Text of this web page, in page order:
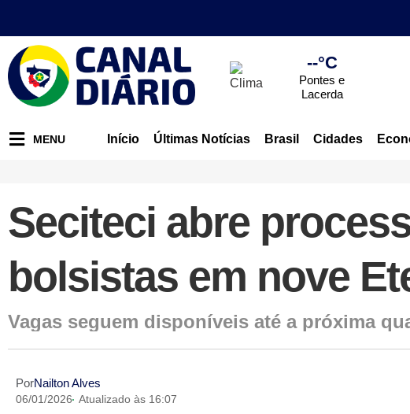
--°C
Pontes e
Lacerda
MENU Início Últimas Notícias Brasil Cidades
Seciteci abre
bolsistas em nove
Vagas seguem disponíveis até a próxima
PorNailton Alves
06/01/2026 Atualizado às 16:07